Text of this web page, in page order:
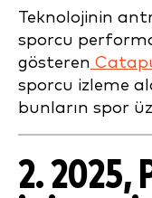
Teknolojinin
sporcu
gösteren
sporcu izleme
bunların spor
2. 2025,